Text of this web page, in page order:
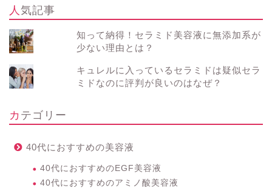
人気記事
知って納得！セラミド美容液に無添加系が
少ない理由とは？
キュレルに入っているセラミドは疑似セラ
ミドなのに評判が良いのはなぜ？
カテゴリー
40代におすすめの美容液
40代におすすめのEGF美容液
40代におすすめのアミノ酸美容液